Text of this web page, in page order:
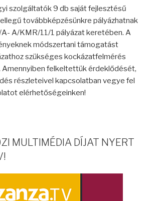
szolgáltatók 9 db saját fejlesztésű
továbbképzésünkre pályázhatnak
A/KMR/11/1 pályázat keretében. A
módszertani támogatást
szükséges kockázatfelmérés
Amennyiben felkeltettük érdeklődését,
részleteivel kapcsolatban vegye fel
elérhetőségeinken!
MULTIMÉDIA DÍJAT NYERT